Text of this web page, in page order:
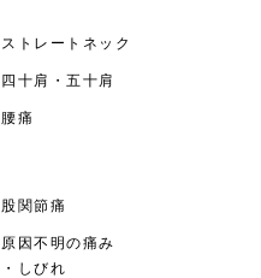
ストレートネック
四十肩・五十肩
腰痛
股関節痛
原因不明の痛み
・しびれ